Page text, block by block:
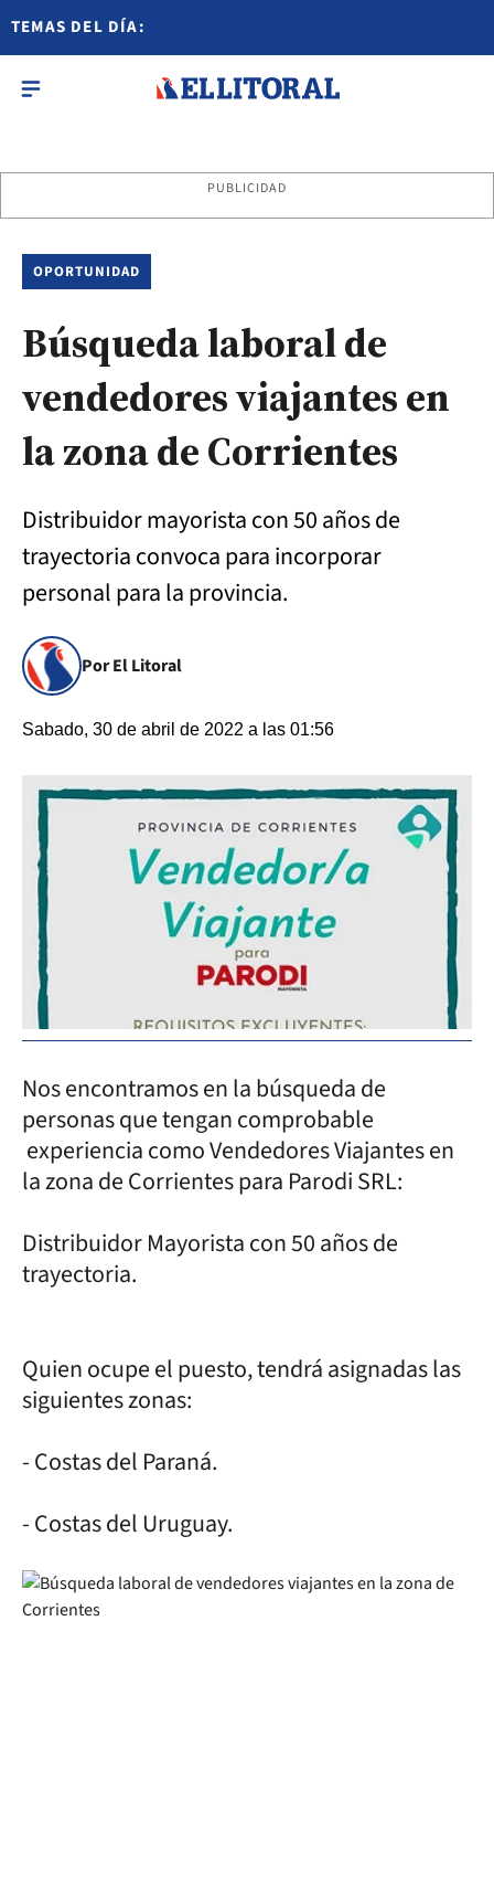
TEMAS DEL DÍA:
PUBLICIDAD
OPORTUNIDAD
Búsqueda laboral de
vendedores viajantes en
la zona de Corrientes
Distribuidor mayorista con 50 años de
trayectoria convoca para incorporar
personal para la provincia.
Por El Litoral
Sabado, 30 de abril de 2022 a las 01:56
Nos encontramos en la búsqueda de
personas que tengan comprobable
experiencia como Vendedores Viajantes en
la zona de Corrientes para Parodi SRL:
Distribuidor Mayorista con 50 años de
trayectoria.
Quien ocupe el puesto, tendrá asignadas las
siguientes zonas:
- Costas del Paraná.
- Costas del Uruguay.